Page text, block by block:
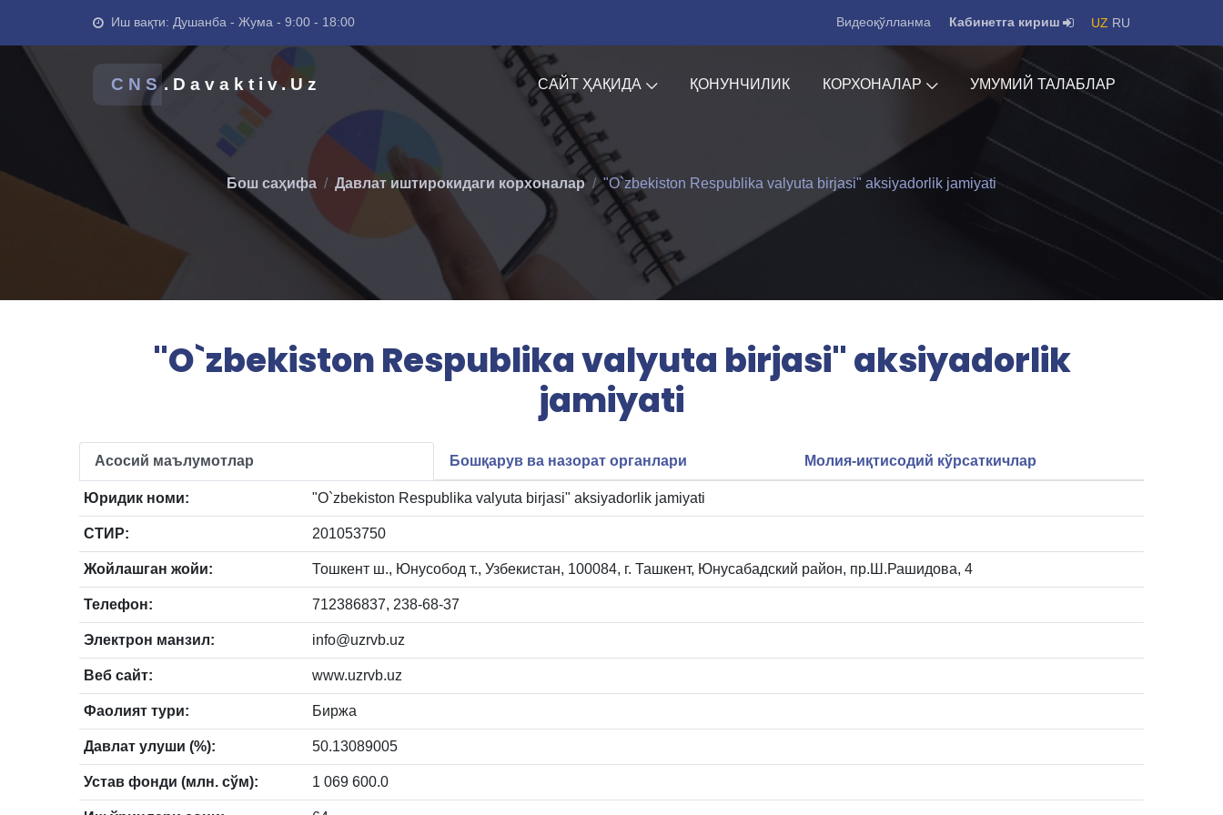
Иш вақти: Душанба - Жума - 9:00 - 18:00 Видеоқўлланма Кабинетга кириш UZ RU
CNS.Davaktiv.Uz САЙТ ҲАҚИДА ҚОНУНЧИЛИК КОРХОНАЛАР УМУМИЙ ТАЛАБЛАР
Бош саҳифа Давлат иштирокидаги корхоналар "O`zbekiston Respublika valyuta birjasi" aksiyadorlik jamiyati
"O`zbekiston Respublika valyuta birjasi" aksiyadorlik
jamiyati
Асосий маълумотлар Бошқарув ва назорат органлари Молия-иқтисодий кўрсаткичлар
Юридик номи: "O`zbekiston Respublika valyuta birjasi" aksiyadorlik jamiyati
СТИР: 201053750
Жойлашган жойи: Тошкент ш., Юнусобод т., Узбекистан, 100084, г. Ташкент, Юнусабадский район, пр.Ш.Рашидова, 4
Телефон: 712386837, 238-68-37
Электрон манзил: info@uzrvb.uz
Веб сайт: www.uzrvb.uz
Фаолият тури: Биржа
Давлат улуши (%): 50.13089005
Устав фонди (млн. сўм): 1 069 600.0